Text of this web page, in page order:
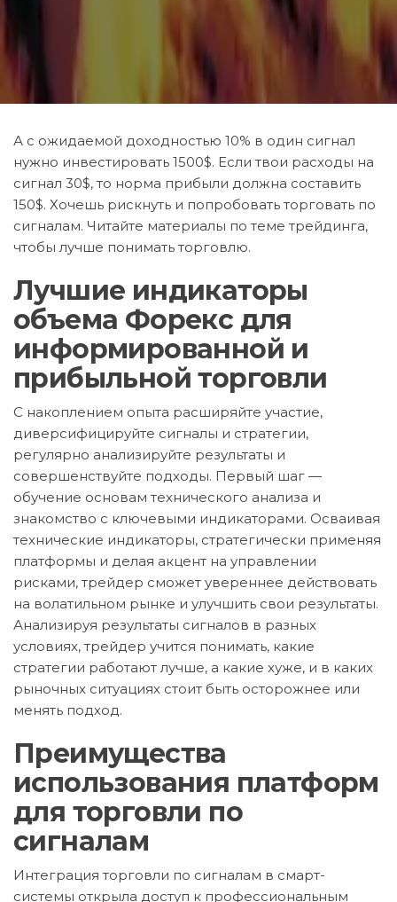
А с ожидаемой доходностью 10% в один сигнал
нужно инвестировать 1500$. Если твои расходы на
сигнал 30$, то норма прибыли должна составить
150$. Хочешь рискнуть и попробовать торговать по
сигналам. Читайте материалы по теме трейдинга,
чтобы лучше понимать торговлю.
Лучшие индикаторы
объема Форекс для
информированной и
прибыльной торговли
С накоплением опыта расширяйте участие,
диверсифицируйте сигналы и стратегии,
регулярно анализируйте результаты и
совершенствуйте подходы. Первый шаг —
обучение основам технического анализа и
знакомство с ключевыми индикаторами. Осваивая
технические индикаторы, стратегически применяя
платформы и делая акцент на управлении
рисками, трейдер сможет увереннее действовать
на волатильном рынке и улучшить свои результаты.
Анализируя результаты сигналов в разных
условиях, трейдер учится понимать, какие
стратегии работают лучше, а какие хуже, и в каких
рыночных ситуациях стоит быть осторожнее или
менять подход.
Преимущества
использования платформ
для торговли по
сигналам
Интеграция торговли по сигналам в смарт-
системы открыла доступ к профессиональным